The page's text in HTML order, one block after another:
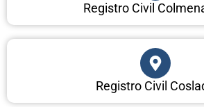
Registro Civil
Registro Civil